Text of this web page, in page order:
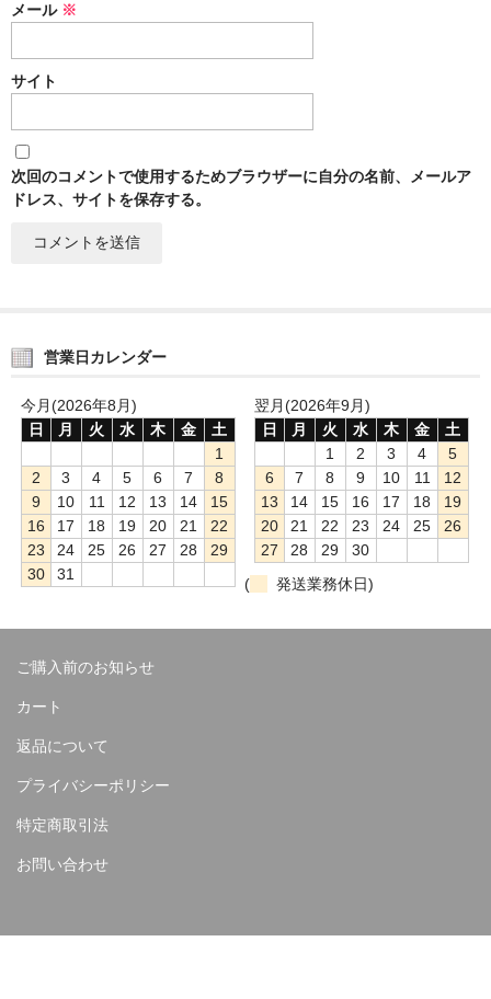
メール ※
サイト
次回のコメントで使用するためブラウザーに自分の名前、メールア
ドレス、サイトを保存する。
営業日カレンダー
今月(2026年8月)
日
月 火 水 木 金
土
1
2
3 4 5 6 7
8
9
10 11 12 13 14
15
16
17 18 19 20 21
22
23
24 25 26 27 28
29
30
31
翌月(2026年9月)
日
月 火 水 木 金
土
1
2 3 4
5
6
7 8 9 10 11
12
13
14 15 16 17 18
19
20
21 22 23 24 25
26
27
28 29
30
(
発送業務休日)
ご購入前のお知らせ
カート
返品について
プライバシーポリシー
特定商取引法
お問い合わせ